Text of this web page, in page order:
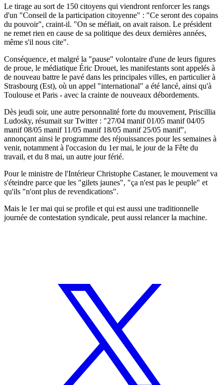
Le tirage au sort de 150 citoyens qui viendront renforcer les rangs
d'un "Conseil de la participation citoyenne" : "Ce seront des copains
du pouvoir", craint-il. "On se méfiait, on avait raison. Le président
ne remet rien en cause de sa politique des deux dernières années,
même s'il nous cite".
Conséquence, et malgré la "pause" volontaire d'une de leurs figures
de proue, le médiatique Éric Drouet, les manifestants sont appelés à
de nouveau battre le pavé dans les principales villes, en particulier à
Strasbourg (Est), où un appel "international" a été lancé, ainsi qu'à
Toulouse et Paris - avec la crainte de nouveaux débordements.
Dès jeudi soir, une autre personnalité forte du mouvement, Priscillia
Ludosky, résumait sur Twitter : "27/04 manif 01/05 manif 04/05
manif 08/05 manif 11/05 manif 18/05 manif 25/05 manif",
annonçant ainsi le programme des réjouissances pour les semaines à
venir, notamment à l'occasion du 1er mai, le jour de la Fête du
travail, et du 8 mai, un autre jour férié.
Pour le ministre de l'Intérieur Christophe Castaner, le mouvement va
s'éteindre parce que les "gilets jaunes", "ça n'est pas le peuple" et
qu'ils "n'ont plus de revendications".
Mais le 1er mai qui se profile et qui est aussi une traditionnelle
journée de contestation syndicale, peut aussi relancer la machine.